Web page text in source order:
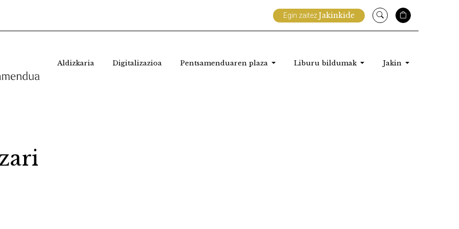
Egin zaitezJakinkide
Aldizkaria Digitalizazioa Pentsamenduaren plaza Liburu bildumak Jakin